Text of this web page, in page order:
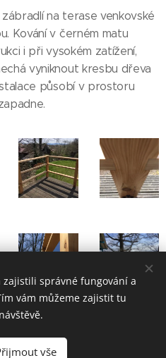
na terase venkovské
Kování v černém matu
i při vysokém zatížení,
vyniknout kresbu dřeva
působí v prostoru
zajistili správné fungování a
vám můžeme zajistit tu
vše